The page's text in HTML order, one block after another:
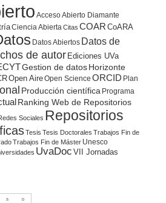
Acceso Abierto Diamante
Ciencia Abierta Citas COAR CoARA
Datos Abiertos Datos de
de autor Ediciones UVa
Gestion de datosHorizonte
Open AireOpen Science ORCID Plan
Producción científica Programa
Ranking Web de Repositorios
Sociales Repositorios
Tesis Tesis Doctorales Trabajos Fin de
Trabajos Fin de Máster Unesco
UvaDoc VII Jornadas
S D